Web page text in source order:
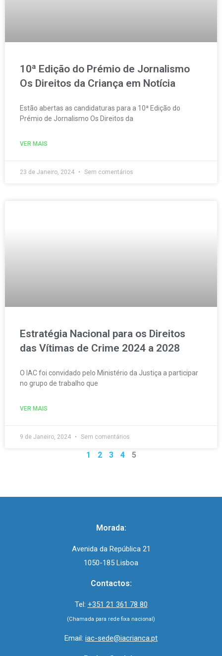
10ª Edição do Prémio de Jornalismo
Os Direitos da Criança em Notícia
Estão abertas as candidaturas para a 10ª Edição do
Prémio de Jornalismo Os Direitos da
VER MAIS
23 de Janeiro, 2024 Sem comentários
Estratégia Nacional para os Direitos
das Vítimas de Crime 2024 a 2028
O IAC foi convidado pelo Ministério da Justiça a participar
no grupo de trabalho que
VER MAIS
9 de Janeiro, 2024 Sem comentários
1 2 3 4 5
Morada:
Avenida da República 21
1050-185 Lisboa
Contactos:
Tel: +351 21 361 78 80
(Chamada para rede fixa nacional)
Email: iac-sede@iacrianca.pt